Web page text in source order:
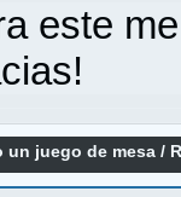
este
un juego de mesa /